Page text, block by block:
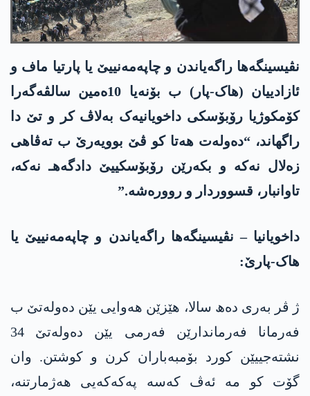
نڤیسینگەھا راگەیاندن و چاپەمەنییێ یا پارتیا ماف و
ئازادییان (ھاک-پار) ب بۆنەیا 10ەمین سالڤەگەرا
کۆمکوژیا رۆبۆسکی داخویانیەک بەلاڤ کر و تێ دا
راگھاند، “دەولەت ھەتا کو ڤێ بوویەرێ ب تەڤاھی
زەلال نەکە و بکەرێن رۆبۆسکییێ دادگەهـ نەکە،
تاوانبار، قسووردار و روورەشە.”
داخویانیا – نڤیسینگەھا راگەیاندن و چاپەمەنییێ یا
ھاک-پارێ:
ژ ڤر بەری دەھ سالا، ھێزێن ھەوایی یێن دەولەتێ ب
فەرمانا فەرماندارێن فەرمی یێن دەولەتێ 34
نشتەجییێن کورد بۆمبەباران کرن و کوشتن. وان
گۆت کو مە ئەڤ کەسە پەکەکەیی هەژمارتنە،